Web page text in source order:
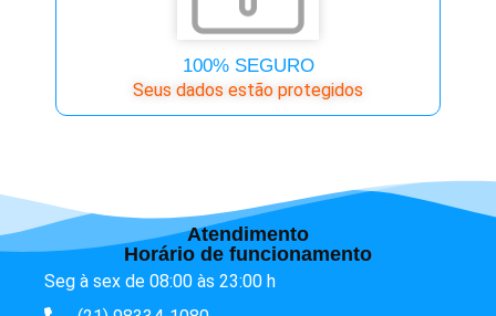
100% SEGURO
Seus dados estão protegidos
Atendimento
Horário de funcionamento
Seg à sex de 08:00 às 23:00 h